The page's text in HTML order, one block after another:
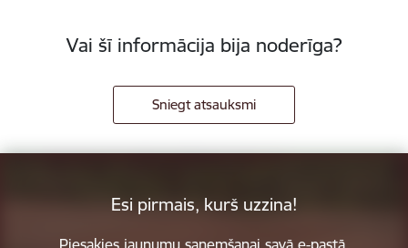
Vai šī informācija bija noderīga?
Sniegt atsauksmi
Esi pirmais, kurš uzzina!